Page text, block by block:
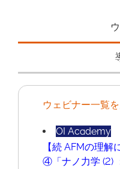
ウェビナー一覧
OI Academy
【続 AFMの理解
④「ナノ⼒学 (2)